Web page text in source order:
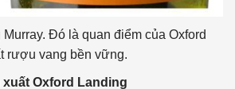
Đó là quan điểm của Oxford
rượu vang bền vững.
Oxford Landing